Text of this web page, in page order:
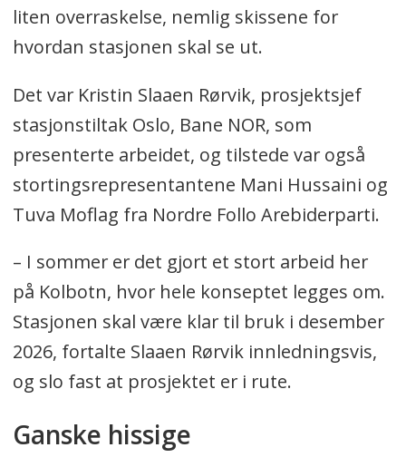
liten overraskelse, nemlig skissene for
hvordan stasjonen skal se ut.
Det var Kristin Slaaen Rørvik, prosjektsjef
stasjonstiltak Oslo, Bane NOR, som
presenterte arbeidet, og tilstede var også
stortingsrepresentantene Mani Hussaini og
Tuva Moflag fra Nordre Follo Arebiderparti.
– I sommer er det gjort et stort arbeid her
på Kolbotn, hvor hele konseptet legges om.
Stasjonen skal være klar til bruk i desember
2026, fortalte Slaaen Rørvik innledningsvis,
og slo fast at prosjektet er i rute.
Ganske hissige